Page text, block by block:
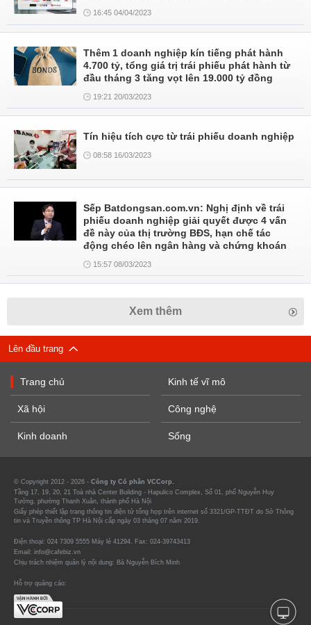
16:45 04/04/2023
Thêm 1 doanh nghiệp kín tiếng phát hành
4.700 tỷ, tổng giá trị trái phiếu phát hành từ
đầu tháng 3 tăng vọt lên 19.000 tỷ đồng
19:21 20/03/2023
Tín hiệu tích cực từ trái phiếu doanh nghiệp
08:58 16/03/2023
Sếp Batdongsan.com.vn: Nghị định về trái
phiếu doanh nghiệp giải quyết được 4 vấn
đề này của thị trường BĐS, hạn chế tác
động chéo lên ngân hàng và chứng khoán
15:57 08/03/2023
Xem thêm
Lên đầu trang
Trang chủ
Xã hội
Kinh doanh
Kinh tế vĩ mô
Công nghệ
Sống
© Copyright 2012 - 2026 - Công ty Cổ phần VCCorp.
Tầng 17, 19, 20, 21 Toà nhà Center Building - Hapulico Complex, Số 01, phố Nguyễn Huy
Tưởng, phường Thanh Xuân, thành phố Hà Nội
Giấy phép thiết lập trang thông tin điện tử tổng hợp trên internet số 3321/GP-TTĐT do Sở Thông
tin và Truyền thông TP Hà Nội cấp ngày 03 tháng 07 năm 2019.
Điện thoại: 024 7309 5555 Máy lẻ 41294. Fax: 024-39743413
Email: info@cafebiz.vn
Chịu trách nhiệm quản lý nội dung: Bà Nguyễn Bích Minh
Hỗ trợ quảng cáo: